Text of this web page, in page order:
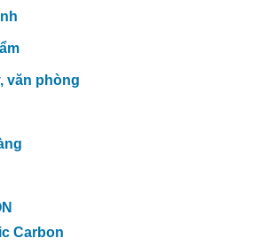
văn phòng
Carbon